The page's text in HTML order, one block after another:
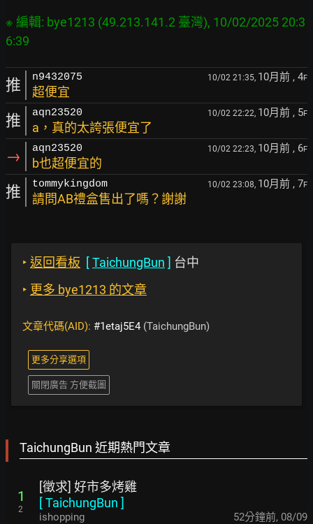
※ 編輯: bye1213 (49.213.141.2 臺灣), 10/02/2025 20:3
推 n9432075 10/02 21:35, 10月前 , 4F
超便宜
推 aqn23520 10/02 22:22, 10月前 , 5F
a，真的太誇張便宜了
→ aqn23520 10/02 22:23, 10月前 , 6F
b也超便宜的
推 tommykingdom 10/02 23:08, 10月前 , 7F
請問AB禮盒售出了嗎？謝謝
‣ 返回看板 [TaichungBun ] 台中
‣ 更多 bye1213 的文章
文章代碼(AID): #1etaj5E4 (TaichungBun)
更多分享選項
關閉廣告 方便截圖
TaichungBun 近期熱門文章
1
2
[徵求] 好市多烤雞
[TaichungBun ]
ishopping 52分鐘前, 08/09